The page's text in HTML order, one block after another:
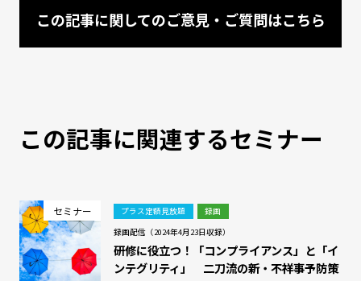
この記事に関してのご意見・ご質問はこちら
この記事に関連するセミナー
セミナー プラス定額見放題
録画
録画配信（2024年4月23日収録）
研修に役立つ！「コンプライアンス」と「イ
ンテグリティ」 二刀流の新・不祥事予防策